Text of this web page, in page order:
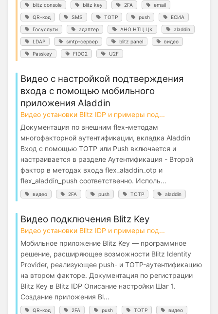
blitz console blitz key 2FA email
QR-код SMS TOTP push ЕСИА
Госуслуги адаптер АНО НТЦ ЦК aladdin
LDAP smtp-сервер blitz panel видео
Passkey FIDO2 U2F
Видео с настройкой подтверждения
входа с помощью мобильного
приложения Aladdin
Видео установки Blitz IDP и примеры под...
Документация по внешним flex-методам
многофакторной аутентификации, вкладка Aladdin
Вход с помощью TOTP или Push включается и
настраивается в разделе Аутентификация - Второй
фактор в методах входа flex_aladdin_otp и
flex_aladdin_push соответственно. Исполь...
видео 2FA push TOTP aladdin
Видео подключения Blitz Key
Видео установки Blitz IDP и примеры под...
Мобильное приложение Blitz Key — программное
решение, расширяющее возможности Blitz Identity
Provider, реализующее push- и TOTP-аутентификацию
на втором факторе. Документация по регистрации
Blitz Key в Blitz IDP Описание настройки Шаг 1.
Создание приложения Bl...
QR-код 2FA push TOTP видео